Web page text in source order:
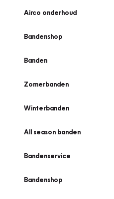
Airco onderhoud
Bandenshop
Banden
Zomerbanden
Winterbanden
All season banden
Bandenservice
Bandenshop